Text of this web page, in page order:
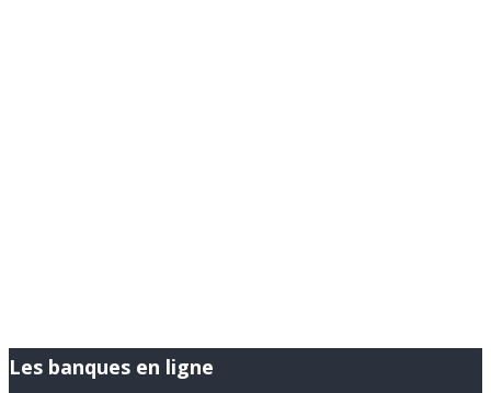
Les banques en ligne